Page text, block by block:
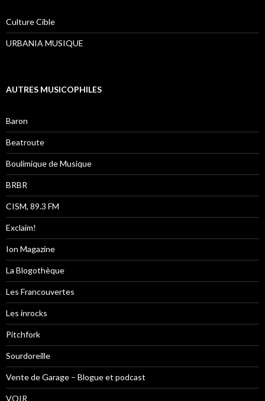
Culture Cible
URBANIA MUSIQUE
AUTRES MUSICOPHILES
Baron
Beatroute
Boulimique de Musique
BRBR
CISM, 89.3 FM
Exclaim!
Ion Magazine
La Blogothèque
Les Francouvertes
Les inrocks
Pitchfork
Sourdoreille
Vente de Garage – Blogue et podcast
VOIR